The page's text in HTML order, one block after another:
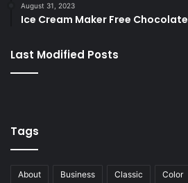
August 31, 2023
Ice Cream Maker Free Chocolate
Last Modified Posts
Tags
About Business Classic Color